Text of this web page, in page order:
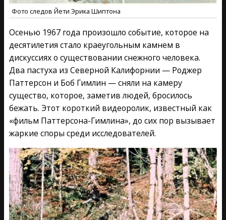
Фото следов Йети Эрика Шиптона
Осенью 1967 года произошло событие, которое на
десятилетия стало краеугольным камнем в
дискуссиях о существовании снежного человека.
Два пастуха из Северной Калифорнии — Роджер
Паттерсон и Боб Гимлин — сняли на камеру
существо, которое, заметив людей, бросилось
бежать. Этот короткий видеоролик, известный как
«фильм Паттерсона-Гимлина», до сих пор вызывает
жаркие споры среди исследователей.